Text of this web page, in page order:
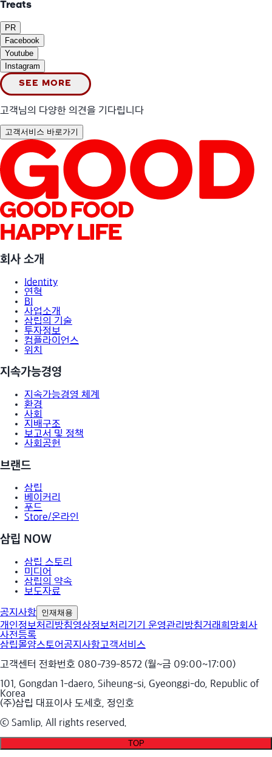
Treats
PR
Facebook
Youtube
Instagram
SEE MORE
고객님의 다양한 의견을 기다립니다
고객서비스 바로가기
회사 소개
Identity
연혁
BI
사업소개
삼립의 기술
투자정보
컴플라이언스
위치
지속가능경영
지속가능경영 체계
환경
사회
지배구조
보고서 및 정책
사회공헌
브랜드
삼립
베이커리
푸드
Store/온라인
삼립 NOW
삼립 스토리
미디어
삼립의 약속
보도자료
공지사항 인재채용
개인정보처리방침영상정보처리기기 운영관리방침거래희망회사
사전등록
삼립몰얌스토어공지사항고객서비스
고객센터 전화번호 080-739-8572 (월~금 09:00~17:00)
101, Gongdan 1-daero, Siheung-si, Gyeonggi-do, Republic of
Korea
(주)삼립 대표이사 도세호, 정인호
ⓒ Samlip. All rights reserved.
TOP